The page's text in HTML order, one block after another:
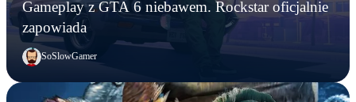
Gameplay z GTA 6 niebawem. Rockstar oficjalnie
zapowiada
SoSlowGamer